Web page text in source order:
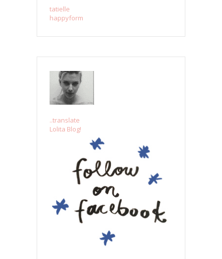
tatielle
happyform
..translate
Lolita Blog!